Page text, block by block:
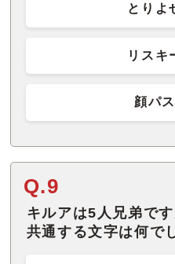
とりよ
リスキ
顔パ
Q.9
キルアは5人兄弟で
共通する文字は何で